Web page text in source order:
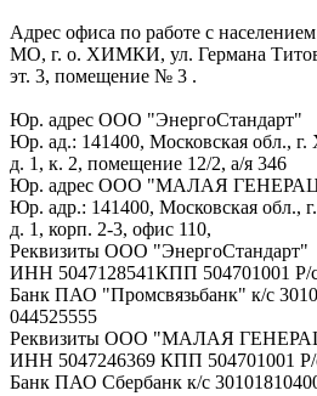
Адрес офиса по работе с населением
МО, г. о. ХИМКИ, ул. Германа
эт. 3, помещение № 3 .
Юр. адрес ООО "ЭнергоСтандарт"
Юр. ад.: 141400, Московская обл.,
д. 1, к. 2, помещение 12/2, а/я 346
Юр. адрес ООО "МАЛАЯ
Юр. адр.: 141400, Московская обл.,
д. 1, корп. 2-3, офис 110,
Реквизиты ООО "ЭнергоСтандарт"
ИНН 5047128541КПП 504701001 Р/с
Банк ПАО "Промсвязьбанк" к/с
044525555
Реквизиты ООО "МАЛАЯ
ИНН 5047246369 КПП 504701001 Р/
Банк ПАО Сбербанк к/с